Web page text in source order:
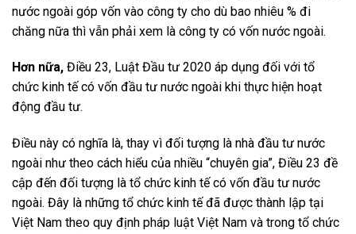
nước ngoài góp vốn vào công ty cho dù bao nhiêu % đi
chăng nữa thì vẫn phải xem là công ty có vốn nước ngoài.
Hơn nữa, Điều 23, Luật Đầu tư 2020 áp dụng đối với tổ
chức kinh tế có vốn đầu tư nước ngoài khi thực hiện hoạt
động đầu tư.
Điều này có nghĩa là, thay vì đối tượng là nhà đầu tư nước
ngoài như theo cách hiểu của nhiều “chuyên gia”, Điều 23 đề
cập đến đối tượng là tổ chức kinh tế có vốn đầu tư nước
ngoài. Đây là những tổ chức kinh tế đã được thành lập tại
Việt Nam theo quy định pháp luật Việt Nam và trong tổ chức